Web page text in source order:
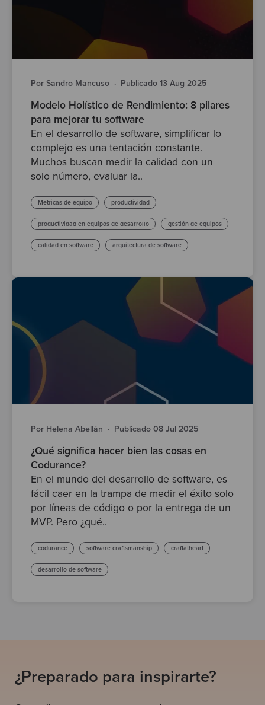
Por Sandro Mancuso · Publicado 13 Aug 2025
Modelo Holístico de Rendimiento: 8 pilares
para mejorar tu software
En el desarrollo de software, simplificar lo
complejo es una tentación constante.
Muchos buscan medir la calidad con un
solo número, evaluar la..
Metricas de equipo productividad
productividad en equipos de desarrollo gestión de equipos
calidad en software arquitectura de software
Por Helena Abellán · Publicado 08 Jul 2025
¿Qué significa hacer bien las cosas en
Codurance?
En el mundo del desarrollo de software, es
fácil caer en la trampa de medir el éxito solo
por líneas de código o por la entrega de un
MVP. Pero ¿qué..
codurance software craftsmanship craftatheart
desarrollo de software
¿Preparado para inspirarte?